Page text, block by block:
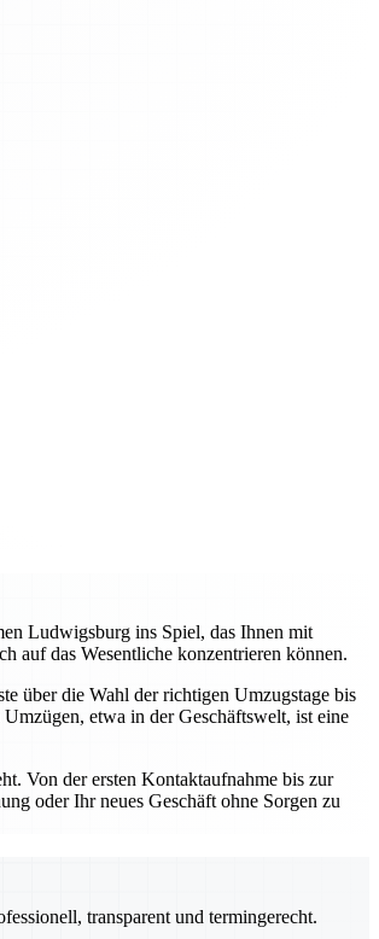
Ludwigsburg ins Spiel, das Ihnen mit
auf das Wesentliche konzentrieren können.
über die Wahl der richtigen Umzugstage bis
etwa in der Geschäftswelt, ist eine
Von der ersten Kontaktaufnahme bis zur
oder Ihr neues Geschäft ohne Sorgen zu
transparent und termingerecht.